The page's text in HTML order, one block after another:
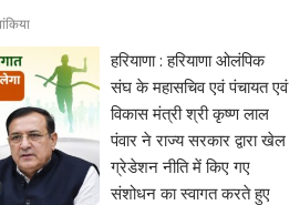
हरियाणा : हरियाणा ओलंपिक
संघ के महासचिव एवं पंचायत एवं
विकास मंत्री श्री कृष्ण लाल
पंवार ने राज्य सरकार द्वारा खेल
ग्रेडेशन नीति में किए गए
संशोधन का स्वागत करते हुए